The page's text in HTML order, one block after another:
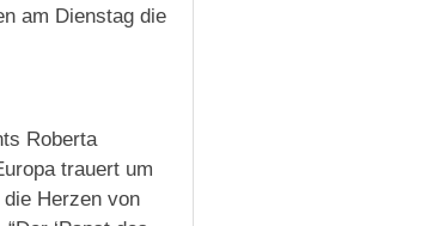
am Dienstag die
Roberta
trauert um
Herzen von